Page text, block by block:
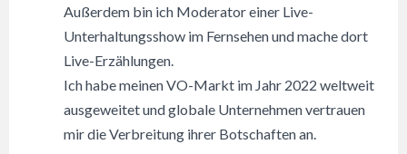
Außerdem bin ich Moderator einer Live-
Unterhaltungsshow im Fernsehen und mache dort
Live-Erzählungen.
Ich habe meinen VO-Markt im Jahr 2022 weltweit
ausgeweitet und globale Unternehmen vertrauen
mir die Verbreitung ihrer Botschaften an.